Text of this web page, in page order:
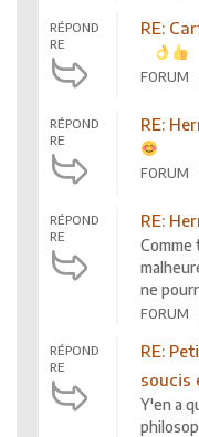
RÉPOND
RE
RE:
FORUM
RÉPOND
RE
RE:
FORUM
RÉPOND
RE
RE:
Comme
ne
FORUM
RÉPOND
RE
RE:
soucis
Y'en a